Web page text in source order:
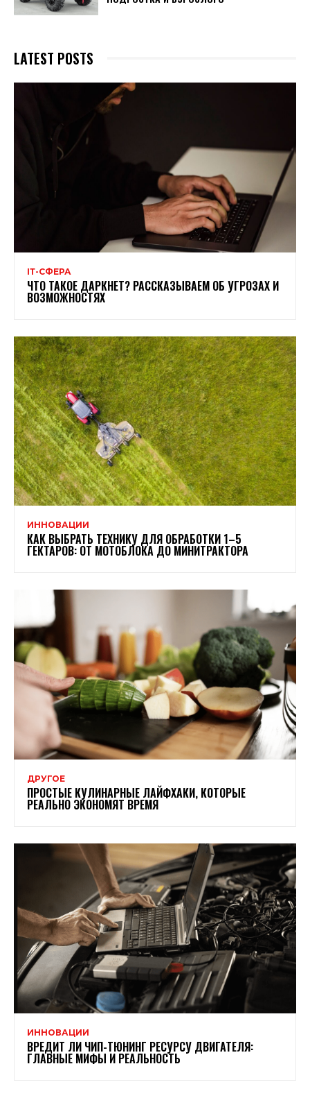
LATEST POSTS
ІТ-СФЕРА
ЧТО ТАКОЕ ДАРКНЕТ? РАССКАЗЫВАЕМ ОБ УГРОЗАХ И
ВОЗМОЖНОСТЯХ
ИННОВАЦИИ
КАК ВЫБРАТЬ ТЕХНИКУ ДЛЯ ОБРАБОТКИ 1–5
ГЕКТАРОВ: ОТ МОТОБЛОКА ДО МИНИТРАКТОРА
ДРУГОЕ
ПРОСТЫЕ КУЛИНАРНЫЕ ЛАЙФХАКИ, КОТОРЫЕ
РЕАЛЬНО ЭКОНОМЯТ ВРЕМЯ
ИННОВАЦИИ
ВРЕДИТ ЛИ ЧИП-ТЮНИНГ РЕСУРСУ ДВИГАТЕЛЯ:
ГЛАВНЫЕ МИФЫ И РЕАЛЬНОСТЬ